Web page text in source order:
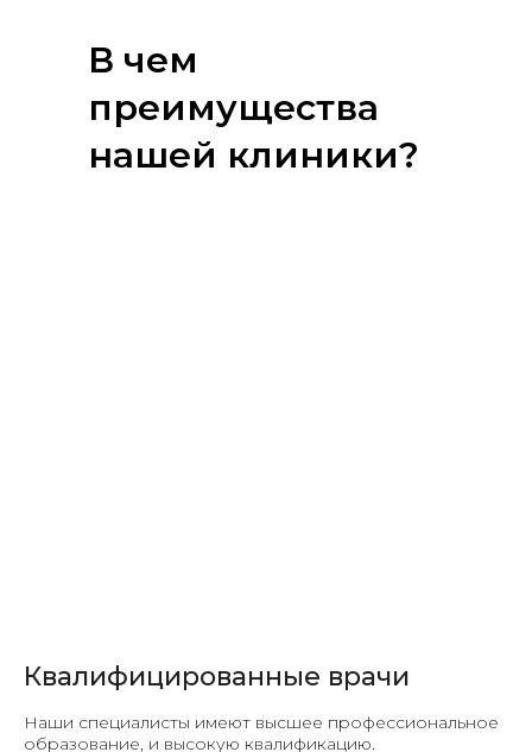
В чем
преимущества
нашей клиники?
Квалифицированные врачи
Наши специалисты имеют высшее профессиональное
образование, и высокую квалификацию.